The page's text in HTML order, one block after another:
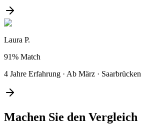
Laura P.
91% Match
4 Jahre Erfahrung · Ab März · Saarbrücken
Machen Sie den Vergleich